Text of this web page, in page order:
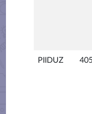
PIIDUZ